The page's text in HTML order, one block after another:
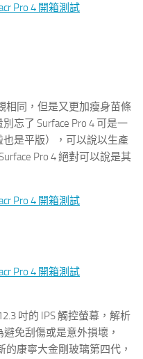
相同，但是又更加瘦身苗條
忘了 Surface Pro 4 可是一
是平版），可以說以生產
Pro 4 絕對可以說是其
吋的 IPS 觸控螢幕，解析
避免刮傷或是意外損壞，
的康寧大金剛玻璃第四代，